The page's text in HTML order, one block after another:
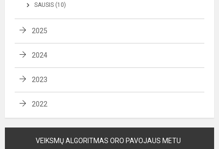
SAUSIS (10)
2025
2024
2023
2022
VEIKSMŲ ALGORITMAS ORO PAVOJAUS METU